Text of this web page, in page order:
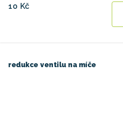
10 Kč
redukce ventilu na míče